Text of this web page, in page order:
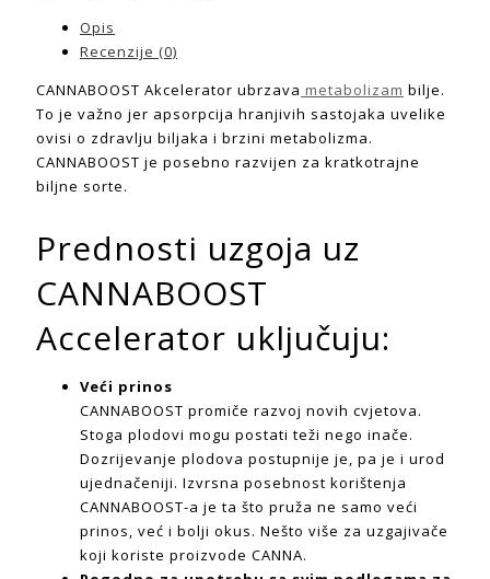
Opis
Recenzije (0)
CANNABOOST Akcelerator ubrzava metabolizam bilje.
To je važno jer apsorpcija hranjivih sastojaka uvelike
ovisi o zdravlju biljaka i brzini metabolizma.
CANNABOOST je posebno razvijen za kratkotrajne
biljne sorte.
Prednosti uzgoja uz
CANNABOOST
Accelerator uključuju:
Veći prinos
CANNABOOST promiče razvoj novih cvjetova.
Stoga plodovi mogu postati teži nego inače.
Dozrijevanje plodova postupnije je, pa je i urod
ujednačeniji. Izvrsna posebnost korištenja
CANNABOOST-a je ta što pruža ne samo veći
prinos, već i bolji okus. Nešto više za uzgajivače
koji koriste proizvode CANNA.